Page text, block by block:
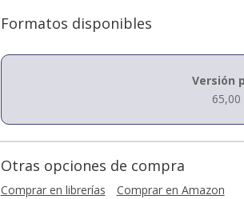
Formatos disponibles
Versión
65,00
Otras opciones de compra
Comprar en librerías Comprar en Amazon